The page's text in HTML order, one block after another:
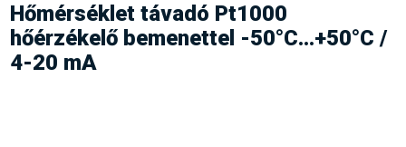
Hőmérséklet távadó Pt1000
hőérzékelő bemenettel -50°C...+50°C /
4-20 mA